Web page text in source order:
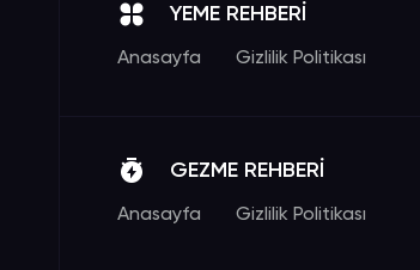
YEME REHBERİ
Anasayfa Gizlilik Politikası
GEZME REHBERİ
Anasayfa Gizlilik Politikası